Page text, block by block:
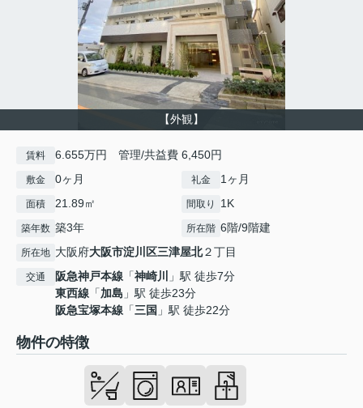
【外観】
賃料 6.655万円 管理/共益費 6,450円
敷金 0ヶ月 礼金 1ヶ月
面積 21.89㎡ 間取り 1K
築年数 築3年 所在階 6階/9階建
所在地 大阪府大阪市淀川区三津屋北２丁目
交通 阪急神戸本線 「神崎川
」駅 徒歩7分
東西線 「加島 」駅 徒歩23分
阪急宝塚本線 「三国 」駅 徒歩22分
物件の特徴